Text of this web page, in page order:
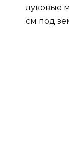
луковые
см под